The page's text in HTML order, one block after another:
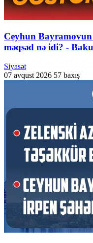
Ceyhun Bayramovun
məqsəd nə idi? -
Siyasət
07 avqust 2026 57 baxış